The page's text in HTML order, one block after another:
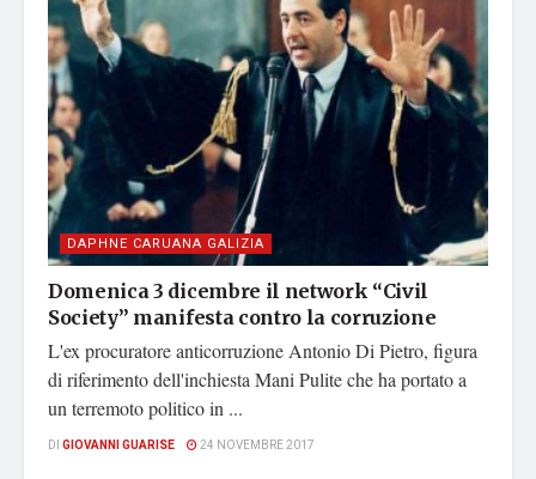
DAPHNE CARUANA GALIZIA
Domenica 3 dicembre il network “Civil
Society” manifesta contro la corruzione
L'ex procuratore anticorruzione Antonio Di Pietro, figura
di riferimento dell'inchiesta Mani Pulite che ha portato a
un terremoto politico in ...
DI GIOVANNI GUARISE 24 NOVEMBRE 2017